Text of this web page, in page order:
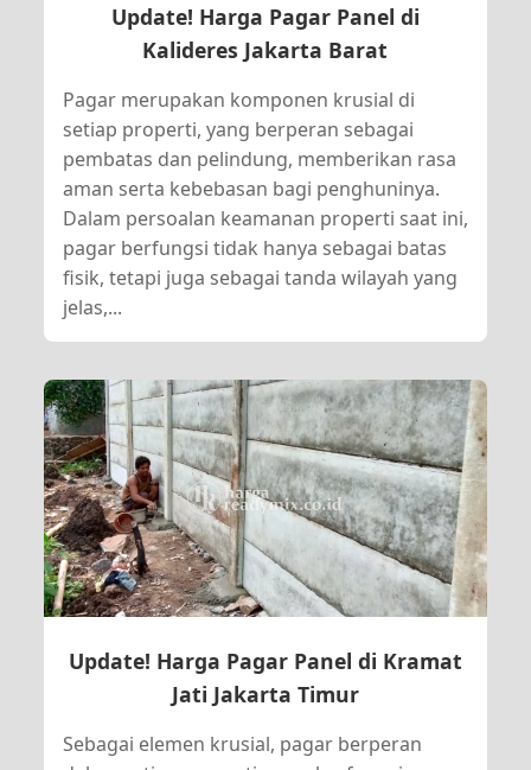
Update! Harga Pagar Panel di
Kalideres Jakarta Barat
Pagar merupakan komponen krusial di
setiap properti, yang berperan sebagai
pembatas dan pelindung, memberikan rasa
aman serta kebebasan bagi penghuninya.
Dalam persoalan keamanan properti saat ini,
pagar berfungsi tidak hanya sebagai batas
fisik, tetapi juga sebagai tanda wilayah yang
jelas,...
Update! Harga Pagar Panel di Kramat
Jati Jakarta Timur
Sebagai elemen krusial, pagar berperan